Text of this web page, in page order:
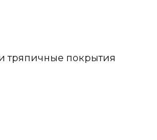
тряпичные покрытия